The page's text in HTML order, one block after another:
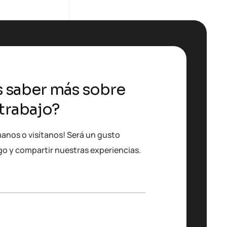
saber más sobre
o visítanos! Será un gusto
y compartir nuestras experiencias.